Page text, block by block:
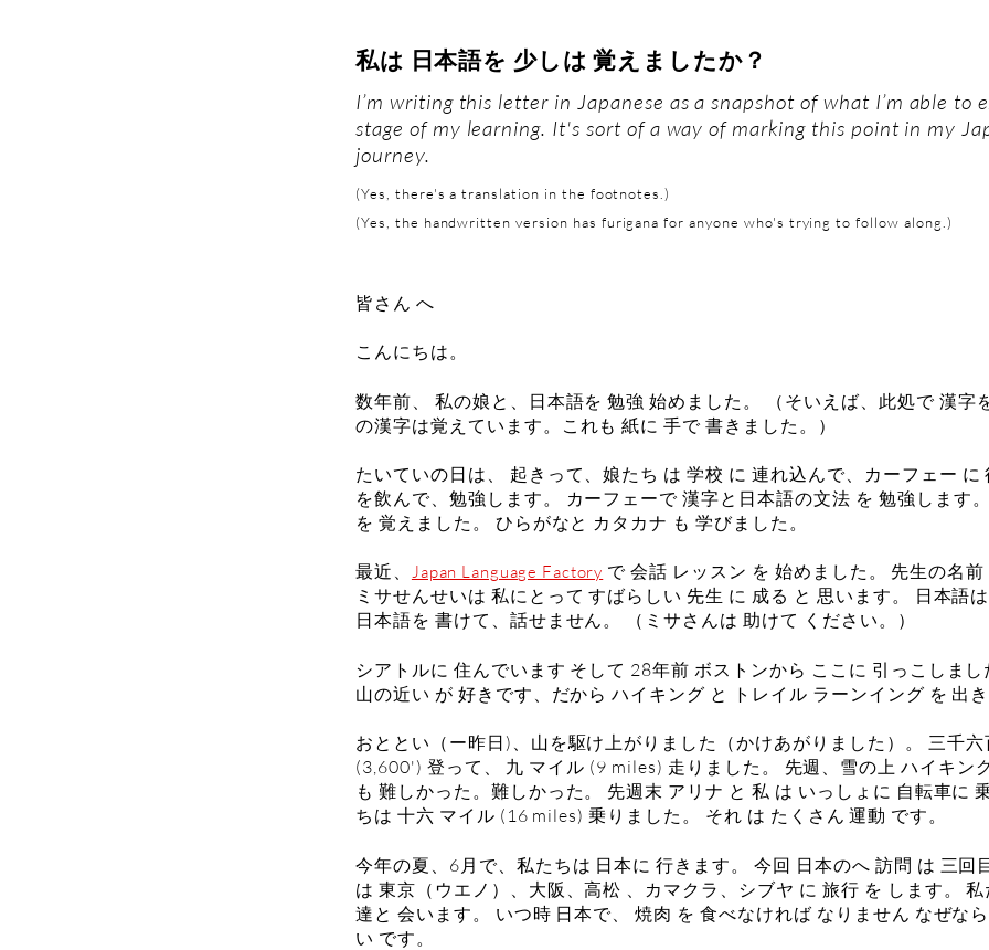
私は 日本語を 少しは 覚えましたか？
I’m writing this letter in Japanese as a snapshot of what I’m able to
stage of my learning. It's sort of a way of marking this point in my
journey.
(Yes, there's a translation in the footnotes.)
(Yes, the handwritten version has furigana for anyone who's trying to follow along.)
皆さん へ
こんにちは。
数年前、 私の娘と、日本語を 勉強 始めました。 （そいえば、此処で 漢字
の漢字は覚えています。これも 紙に 手で 書きました。）
たいていの日は、 起きって、娘たち は 学校 に 連れ込んで、カーフェー に
を飲んで、勉強します。 カーフェーで 漢字と日本語の文法 を 勉強します
を 覚えました。 ひらがなと カタカナ も 学びました。
最近、 Japan Language Factory で 会話 レッスン を 始めました。 先生の名前
ミサせんせいは 私にとって すばらしい 先生 に 成る と 思います。 日本語は
日本語を 書けて、話せません。 （ミサさんは 助けて ください。）
シアトルに 住んでいます そして 28年前 ボストンから ここに 引っこしま
山の近い が 好きです、だから ハイキング と トレイル ラーンイング を 出き
おととい（ー昨日)、山を駆け上がりました（かけあがりました）。 三千六
(3,600') 登って、 九 マイル (9 miles) 走りました。 先週、雪の上 ハイキン
も 難しかった。難しかった。 先週末 アリナ と 私 は いっしょに 自転車に
ちは 十六 マイル (16 miles) 乗りました。 それ は たくさん 運動 です。
今年の夏、6月で、私たちは 日本に 行きます。 今回 日本のへ 訪問 は 三回
は 東京（ウエノ）、大阪、高松 、カマクラ、シブヤ に 旅行 を します。
達と 会います。 いつ時 日本で、 焼肉 を 食べなければ なりません なぜな
い です。